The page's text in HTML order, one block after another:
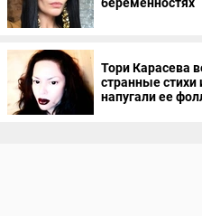
Тори Карасева
странные
напугали ее